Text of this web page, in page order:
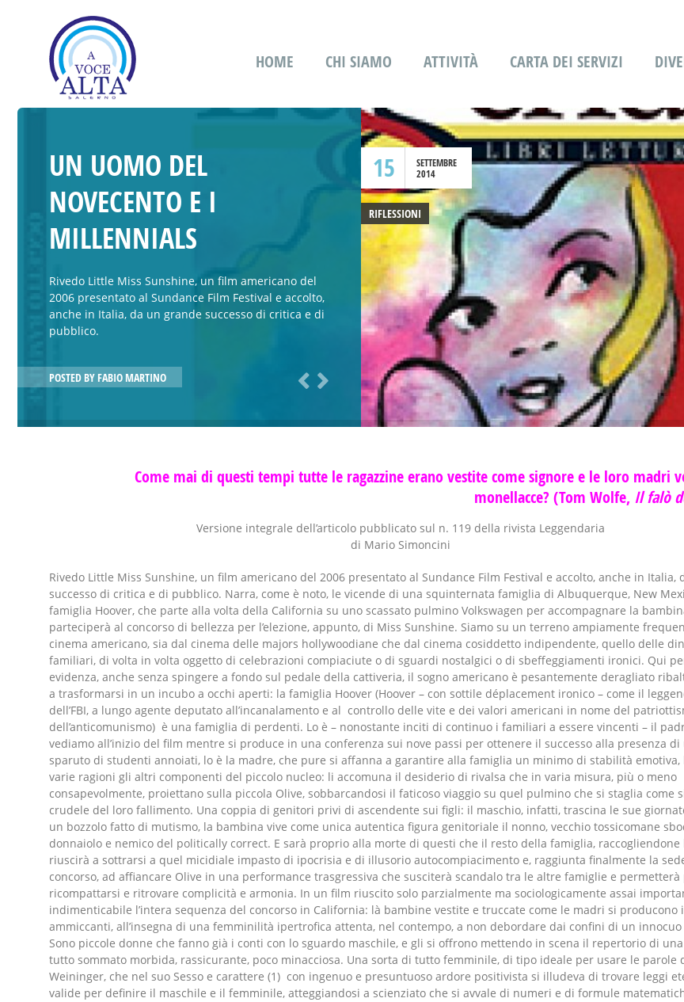
HOME CHI SIAMO ATTIVITÀ CARTA DEI SERVIZI
15
SETTEMBRE
2014
UN UOMO DEL
NOVECENTO E I
MILLENNIALS
RIFLESSIONI
Rivedo Little Miss Sunshine, un film americano del
2006 presentato al Sundance Film Festival e accolto,
anche in Italia, da un grande successo di critica e di
pubblico.
POSTED BY FABIO MARTINO
Come mai di questi tempi tutte le ragazzine erano vestite come signore e le loro madri
monellacce? (Tom Wolfe, Il falò
Versione integrale dell’articolo pubblicato sul n. 119 della rivista Leggendaria
di Mario Simoncini
Rivedo Little Miss Sunshine, un film americano del 2006 presentato al Sundance Film Festival e accolto, anche in Italia,
successo di critica e di pubblico. Narra, come è noto, le vicende di una squinternata famiglia di Albuquerque, New
famiglia Hoover, che parte alla volta della California su uno scassato pulmino Volkswagen per accompagnare la
parteciperà al concorso di bellezza per l’elezione, appunto, di Miss Sunshine. Siamo su un terreno ampiamente
cinema americano, sia dal cinema delle majors hollywoodiane che dal cinema cosiddetto indipendente, quello delle
familiari, di volta in volta oggetto di celebrazioni compiaciute o di sguardi nostalgici o di sbeffeggiamenti ironici. Qui
evidenza, anche senza spingere a fondo sul pedale della cattiveria, il sogno americano è pesantemente deragliato
a trasformarsi in un incubo a occhi aperti: la famiglia Hoover (Hoover – con sottile déplacement ironico – come il
dell’FBI, a lungo agente deputato all’incanalamento e al controllo delle vite e dei valori americani in nome del
dell’anticomunismo) è una famiglia di perdenti. Lo è – nonostante inciti di continuo i familiari a essere vincenti – il
vediamo all’inizio del film mentre si produce in una conferenza sui nove passi per ottenere il successo alla presenza
sparuto di studenti annoiati, lo è la madre, che pure si affanna a garantire alla famiglia un minimo di stabilità emotiva,
varie ragioni gli altri componenti del piccolo nucleo: li accomuna il desiderio di rivalsa che in varia misura, più o meno
consapevolmente, proiettano sulla piccola Olive, sobbarcandosi il faticoso viaggio su quel pulmino che si staglia come
crudele del loro fallimento. Una coppia di genitori privi di ascendente sui figli: il maschio, infatti, trascina le sue
un bozzolo fatto di mutismo, la bambina vive come unica autentica figura genitoriale il nonno, vecchio tossicomane
donnaiolo e nemico del politically correct. E sarà proprio alla morte di questi che il resto della famiglia, raccogliendone
riuscirà a sottrarsi a quel micidiale impasto di ipocrisia e di illusorio autocompiacimento e, raggiunta finalmente la
concorso, ad affiancare Olive in una performance trasgressiva che susciterà scandalo tra le altre famiglie e
ricompattarsi e ritrovare complicità e armonia. In un film riuscito solo parzialmente ma sociologicamente assai
indimenticabile l’intera sequenza del concorso in California: là bambine vestite e truccate come le madri si producono
ammiccanti, all’insegna di una femminilità ipertrofica attenta, nel contempo, a non debordare dai confini di un
Sono piccole donne che fanno già i conti con lo sguardo maschile, e gli si offrono mettendo in scena il repertorio di
tutto sommato morbida, rassicurante, poco minacciosa. Una sorta di tutto femminile, di tipo ideale per usare le parole
Weininger, che nel suo Sesso e carattere (1) con ingenuo e presuntuoso ardore positivista si illudeva di trovare leggi
valide per definire il maschile e il femminile, atteggiandosi a scienziato che si avvale di numeri e di formule